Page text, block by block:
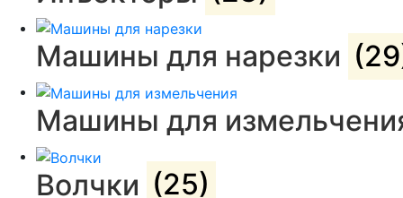
Машины для нарезки
Машины для
Волчки (25)